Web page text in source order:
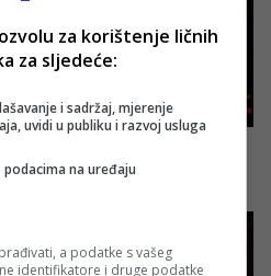
za korištenje ličnih
za sljedeće:
i sadržaj, mjerenje
uvidi u publiku i razvoj usluga
na uređaju
a podatke s vašeg
identifikatore i druge podatke